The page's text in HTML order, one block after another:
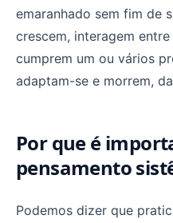
emaranhado sem fim de
crescem, interagem
cumprem um ou vários
adaptam-se e morrem,
Por que é
pensamento
Podemos dizer que